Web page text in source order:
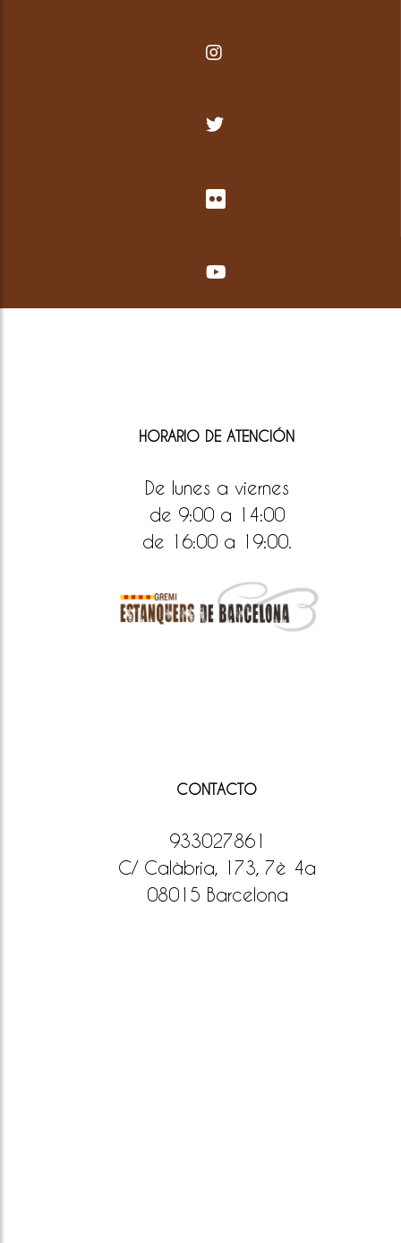
HORARIO DE ATENCIÓN
De lunes a viernes
de 9:00 a 14:00
de 16:00 a 19:00.
CONTACTO
933027861
C/ Calàbria, 173, 7è 4a
08015 Barcelona